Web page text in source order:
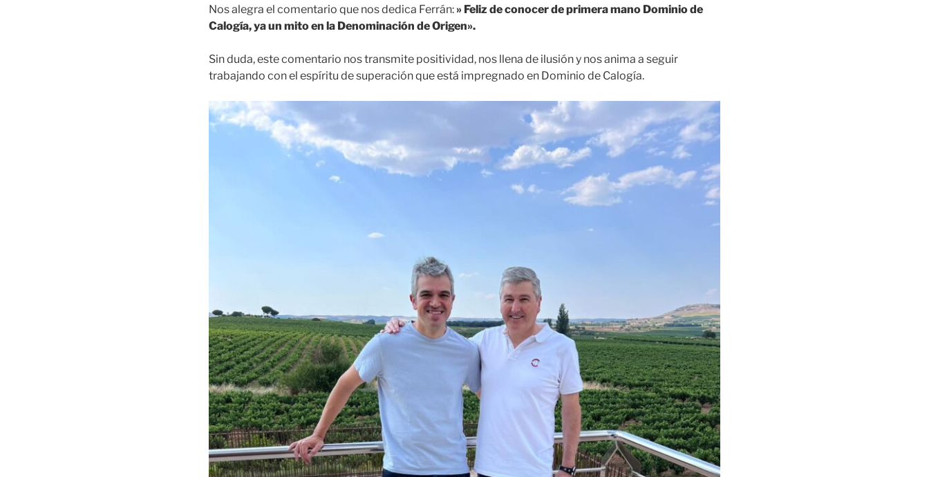
Nos alegra el comentario que nos dedica Ferrán: » Feliz de conocer de primera mano Dominio de
Calogía, ya un mito en la Denominación de Origen».
Sin duda, este comentario nos transmite positividad, nos llena de ilusión y nos anima a seguir
trabajando con el espíritu de superación que está impregnado en Dominio de Calogía.